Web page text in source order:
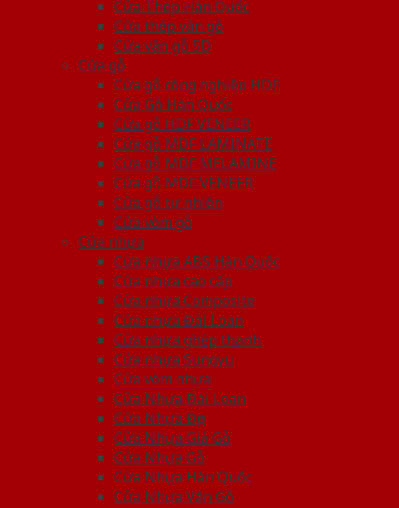
Cửa Thép Hàn Quốc
Cửa thép vân gỗ
Cửa vân gỗ 5D
Cửa gỗ
Cửa gỗ công nghiệp HDF
Cửa Gỗ Hàn Quốc
Cửa gỗ HDF VENEER
Cửa gỗ MDF LAMINATE
Cửa gỗ MDF MELAMINE
Cửa gỗ MDF VENEER
Cửa gỗ tự nhiên
Cửa vòm gỗ
Cửa nhựa
Cửa nhựa ABS Hàn Quốc
Cửa nhựa cao cấp
Cửa nhựa Composite
Cửa nhựa Đài Loan
Cửa nhựa ghép thanh
Cửa nhựa Sungyu
Cửa vòm nhựa
Cửa Nhựa Đài Loan
Cửa Nhựa Đẹp
Cửa Nhựa Giả Gỗ
Cửa Nhựa Gỗ
Cửa Nhựa Hàn Quốc
Cửa Nhựa Vân Gỗ